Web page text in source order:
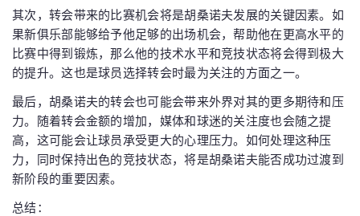
其次，转会带来的比赛机会将是胡桑诺夫发展的关键因素。如
果新俱乐部能够给予他足够的出场机会，帮助他在更高水平的
比赛中得到锻炼，那么他的技术水平和竞技状态将会得到极大
的提升。这也是球员选择转会时最为关注的方面之一。
最后，胡桑诺夫的转会也可能会带来外界对其的更多期待和压
力。随着转会金额的增加，媒体和球迷的关注度也会随之提
高，这可能会让球员承受更大的心理压力。如何处理这种压
力，同时保持出色的竞技状态，将是胡桑诺夫能否成功过渡到
新阶段的重要因素。
总结：